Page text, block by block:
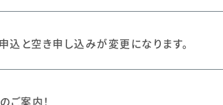
と空き申し込みが変更になります。
ご案内！